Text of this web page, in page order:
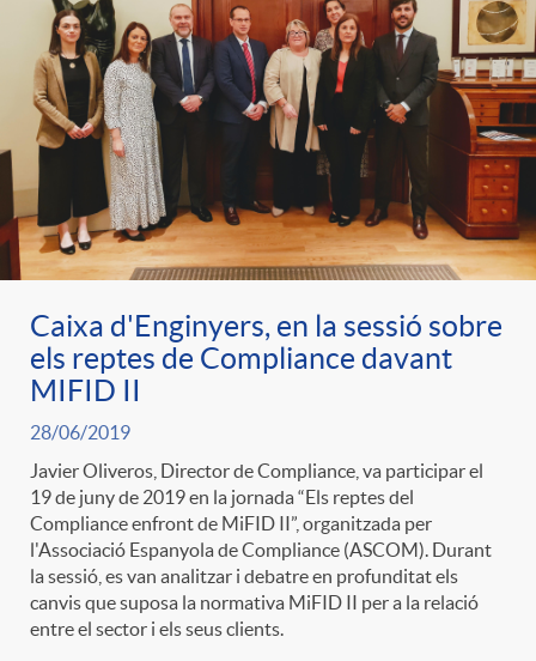
Caixa d'Enginyers, en la sessió sobre
els reptes de Compliance davant
MIFID II
28/06/2019
Javier Oliveros, Director de Compliance, va participar el
19 de juny de 2019 en la jornada “Els reptes del
Compliance enfront de MiFID II”, organitzada per
l'Associació Espanyola de Compliance (ASCOM). Durant
la sessió, es van analitzar i debatre en profunditat els
canvis que suposa la normativa MiFID II per a la relació
entre el sector i els seus clients.